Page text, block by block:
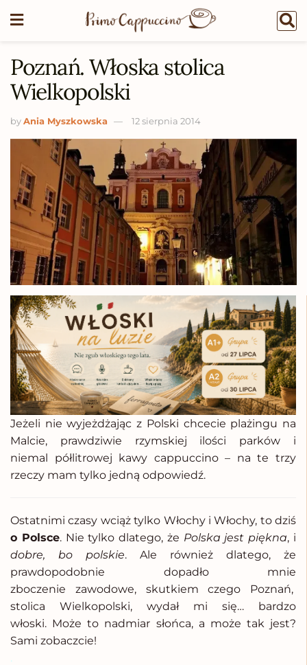
Poznań. Włoska stolica
Wielkopolski
byAnia Myszkowska 12 sierpnia 2014
Jeżeli nie wyjeżdżając z Polski chcecie plażingu na
Malcie, prawdziwie rzymskiej ilości parków i
niemal półlitrowej kawy cappuccino – na te trzy
rzeczy mam tylko jedną odpowiedź.
Ostatnimi czasy wciąż tylko Włochy i Włochy, to dziś
o Polsce. Nie tylko dlatego, że Polska jest piękna, i
dobre, bo polskie. Ale również dlatego, że
prawdopodobnie dopadło mnie
zboczenie zawodowe, skutkiem czego Poznań,
stolica Wielkopolski, wydał mi się… bardzo
włoski. Może to nadmiar słońca, a może tak jest?
Sami zobaczcie!
.